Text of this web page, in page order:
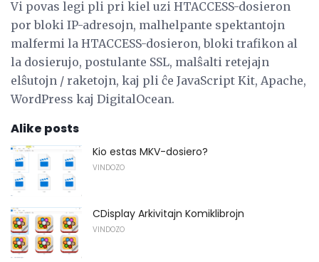
Vi povas legi pli pri kiel uzi HTACCESS-dosieron
por bloki IP-adresojn, malhelpante spektantojn
malfermi la HTACCESS-dosieron, bloki trafikon al
la dosierujo, postulante SSL, malŝalti retejajn
elŝutojn / raketojn, kaj pli ĉe JavaScript Kit, Apache,
WordPress kaj DigitalOcean.
Alike posts
Kio estas MKV-dosiero?
VINDOZO
CDisplay Arkivitajn Komiklibrojn
VINDOZO